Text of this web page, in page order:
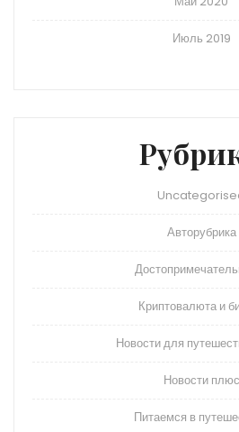
Июль 2019
Авторубрика
Криптовалюта и
Новости для
Новости плюс
Питаемся в